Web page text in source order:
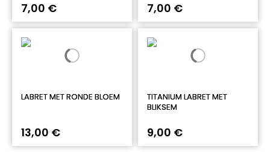
7,00 € 7,00 €
LABRET MET RONDE BLOEM
13,00 €
TITANIUM LABRET MET
BLIKSEM
9,00 €